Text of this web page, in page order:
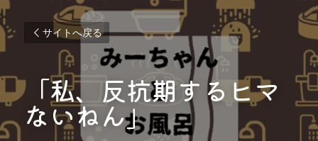
サイトへ戻る
「私、反抗期するヒマ
ないねん」